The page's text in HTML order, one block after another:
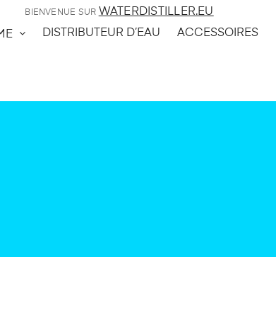
BIENVENUE SUR WATERDISTILLER.EU
DISTRIBUTEUR D’EAU ACCESSOIRES